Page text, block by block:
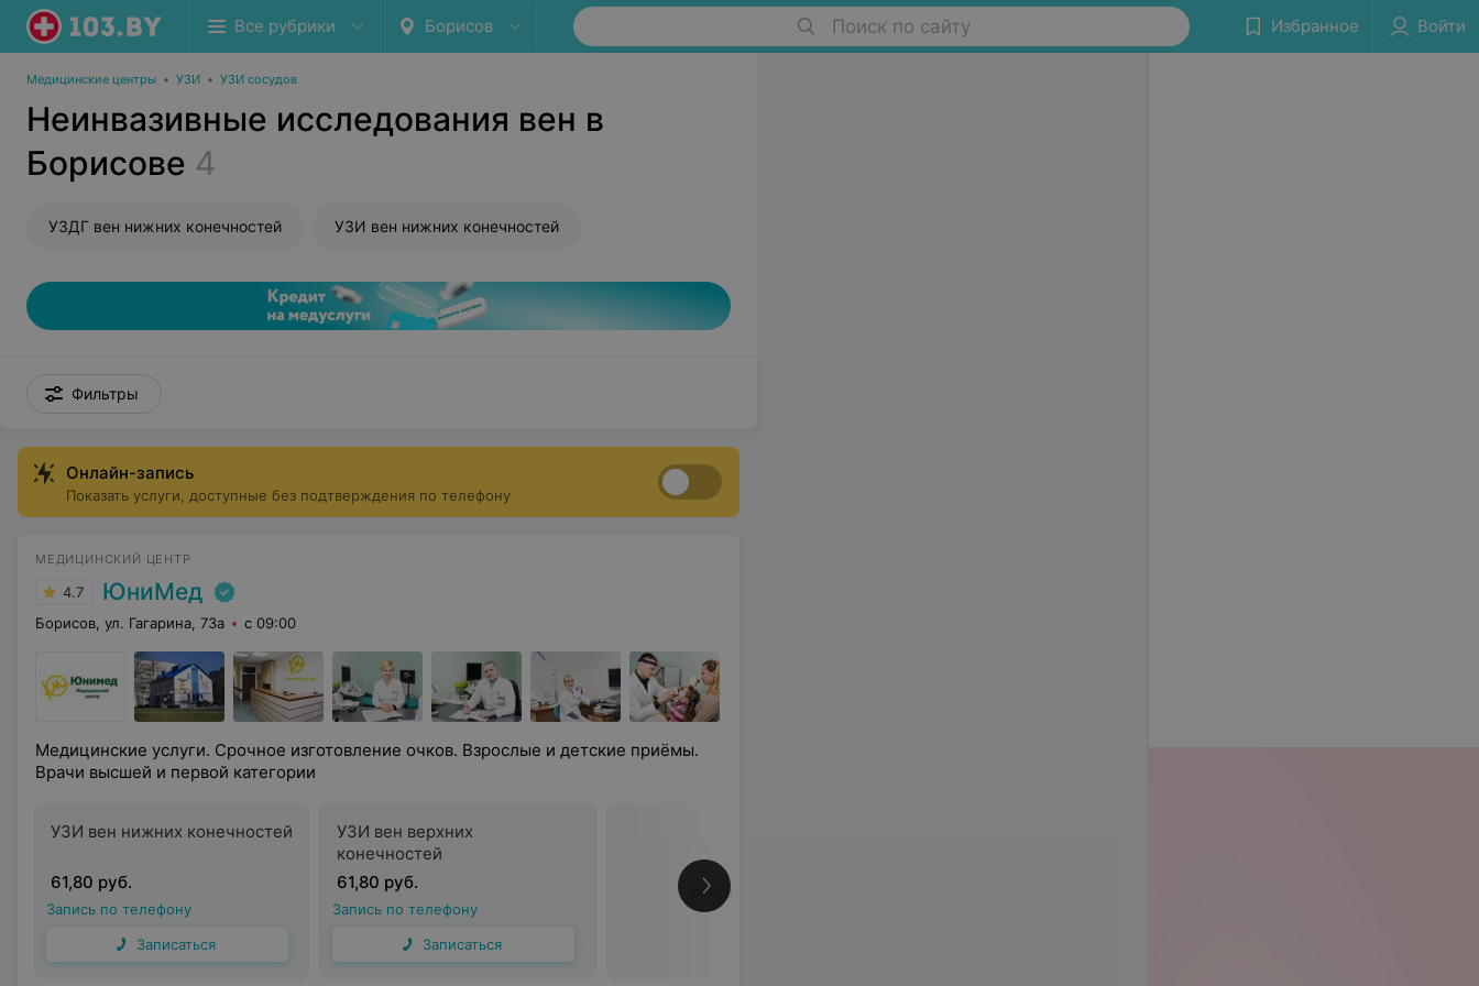
Все рубрики Борисов Поиск по сайту Избранное Войти
Медицинские центры • УЗИ • УЗИ сосудов
Неинвазивные исследования вен в
Борисове 4
УЗДГ вен нижних конечностей УЗИ вен нижних конечностей
Фильтры
Онлайн-запись
Показать услуги, доступные без подтверждения по телефону
МЕДИЦИНСКИЙ ЦЕНТР
4.7 ЮниМед
Борисов, ул. Гагарина, 73а с 09:00
Медицинские услуги. Срочное изготовление очков. Взрослые и детские приёмы.
Врачи высшей и первой категории
УЗИ вен нижних конечностей
61,80 руб.
Запись по телефону
Записаться
УЗИ вен верхних
конечностей
61,80 руб.
Запись по телефону
Записаться
Все цены